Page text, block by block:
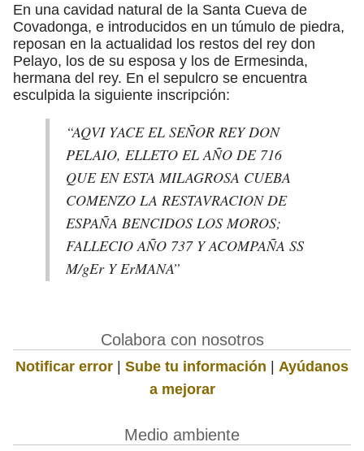
En una cavidad natural de la Santa Cueva de
Covadonga, e introducidos en un túmulo de piedra,
reposan en la actualidad los restos del rey don
Pelayo, los de su esposa y los de Ermesinda,
hermana del rey. En el sepulcro se encuentra
esculpida la siguiente inscripción:
“AQVI YACE EL SEÑOR REY DON
PELAIO, ELLETO EL AÑO DE 716
QUE EN ESTA MILAGROSA CUEBA
COMENZO LA RESTAVRACION DE
ESPAÑA BENCIDOS LOS MOROS;
FALLECIO AÑO 737 Y ACOMPAÑA SS
M/gEr Y ErMANA”
Colabora con nosotros
Notificar error | Sube tu información | Ayúdanos
a mejorar
Medio ambiente